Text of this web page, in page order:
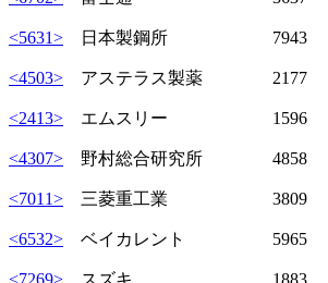
<5631> 日本製鋼所 7943
<4503> アステラス製薬 2177
<2413> エムスリー 1596
<4307> 野村総合研究所 4858
<7011> 三菱重工業 3809
<6532> ベイカレント 5965